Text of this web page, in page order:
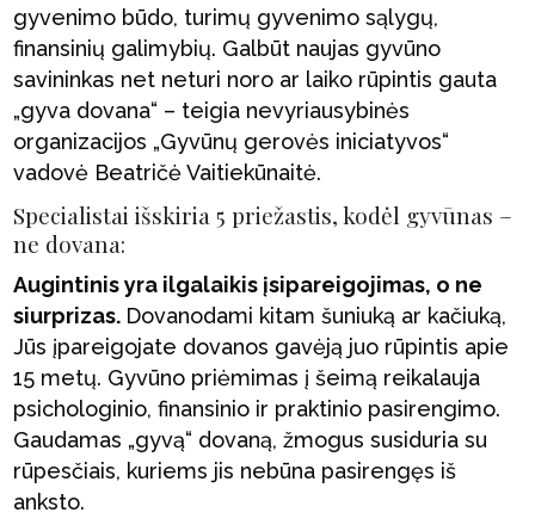
gyvenimo būdo, turimų gyvenimo sąlygų,
finansinių galimybių. Galbūt naujas gyvūno
savininkas net neturi noro ar laiko rūpintis gauta
„gyva dovana“ – teigia nevyriausybinės
organizacijos „Gyvūnų gerovės iniciatyvos“
vadovė Beatričė Vaitiekūnaitė.
Specialistai išskiria 5 priežastis, kodėl gyvūnas –
ne dovana:
Augintinisyra ilgalaikis įsipareigojimas, o ne
siurprizas. Dovanodami kitam šuniuką ar kačiuką,
Jūs įpareigojate dovanos gavėją juo rūpintis apie
15 metų. Gyvūno priėmimas į šeimą reikalauja
psichologinio, finansinio ir praktinio pasirengimo.
Gaudamas „gyvą“ dovaną, žmogus susiduria su
rūpesčiais, kuriems jis nebūna pasirengęs iš
anksto.